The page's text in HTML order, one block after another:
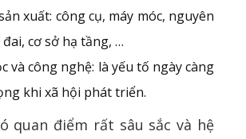
xuất: công cụ, máy móc, nguyên
cơ sở hạ tầng, …
và công nghệ: là yếu tố ngày càng
khi xã hội phát triển.
quan điểm rất sâu sắc và hệ